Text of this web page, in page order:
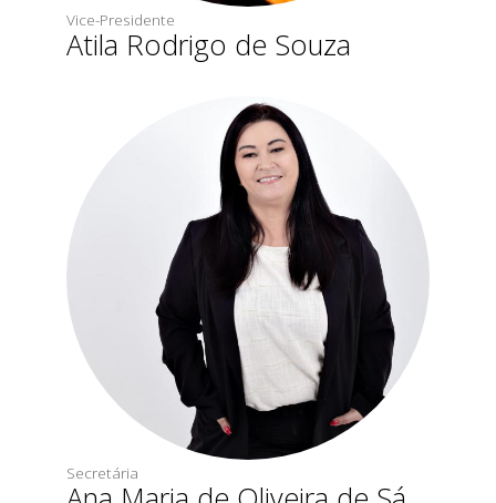
Vice-Presidente
Atila Rodrigo de Souza
Secretária